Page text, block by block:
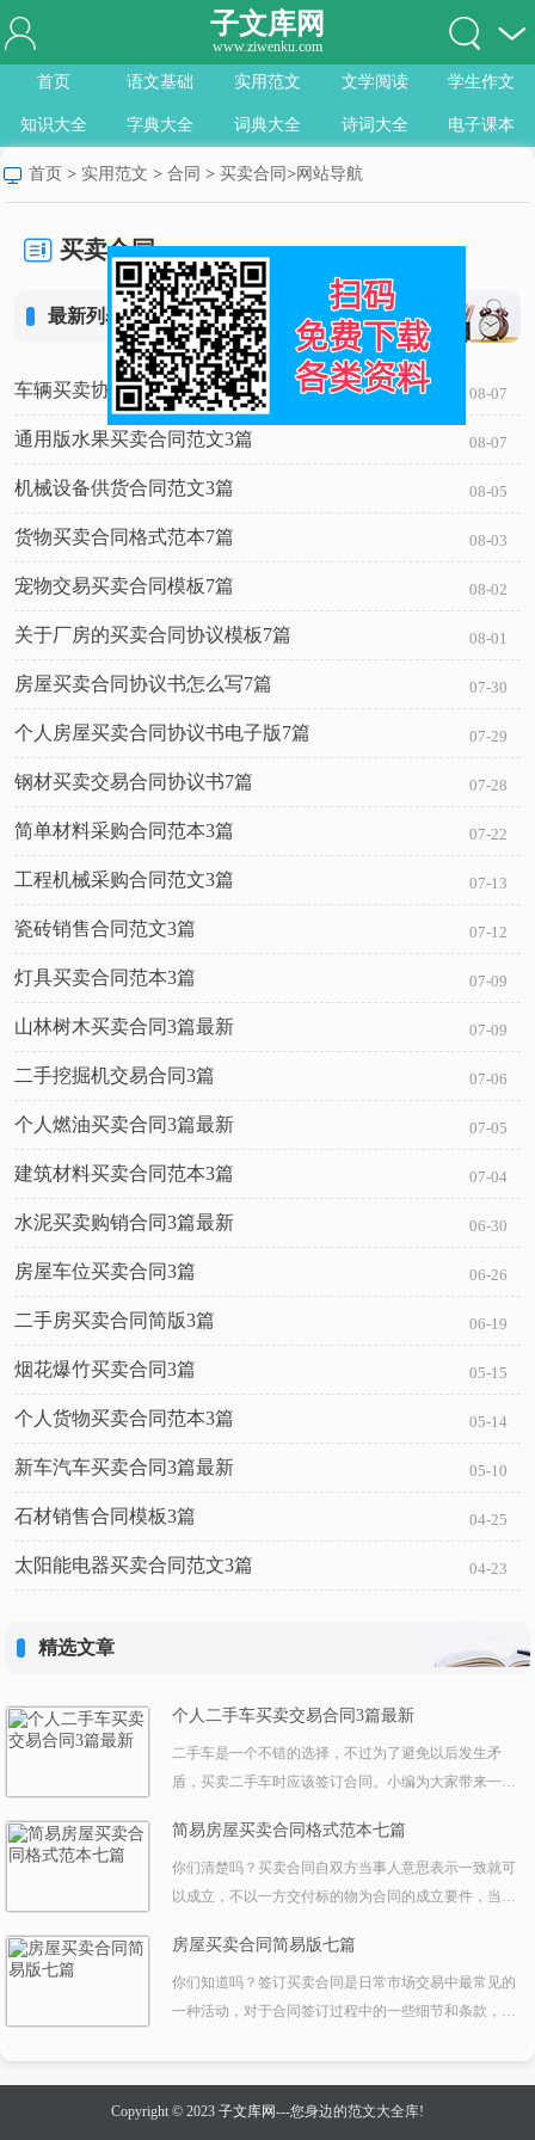
子文库网
www.ziwenku.com
首页 语文基础 实用范文 文学阅读 学生作文
知识大全 字典大全 词典大全 诗词大全 电子课本
首页 > 实用范文 >合同 >买卖合同> 网站导航
买卖合同
最新列表
车辆买卖协议合同书范本7篇 08-07
通用版水果买卖合同范文3篇 08-07
机械设备供货合同范文3篇 08-05
货物买卖合同格式范本7篇 08-03
宠物交易买卖合同模板7篇 08-02
关于厂房的买卖合同协议模板7篇 08-01
房屋买卖合同协议书怎么写7篇 07-30
个人房屋买卖合同协议书电子版7篇 07-29
钢材买卖交易合同协议书7篇 07-28
简单材料采购合同范本3篇 07-22
工程机械采购合同范文3篇 07-13
瓷砖销售合同范文3篇 07-12
灯具买卖合同范本3篇 07-09
山林树木买卖合同3篇最新 07-09
二手挖掘机交易合同3篇 07-06
个人燃油买卖合同3篇最新 07-05
建筑材料买卖合同范本3篇 07-04
水泥买卖购销合同3篇最新 06-30
房屋车位买卖合同3篇 06-26
二手房买卖合同简版3篇 06-19
烟花爆竹买卖合同3篇 05-15
个人货物买卖合同范本3篇 05-14
新车汽车买卖合同3篇最新 05-10
石材销售合同模板3篇 04-25
太阳能电器买卖合同范文3篇 04-23
精选文章
个人二手车买卖交易合同3篇最新
二手车是一个不错的选择，不过为了避免以后发生矛
盾，买卖二手车时应该签订合同。小编为大家带来一份
甲方：乙方：住址：身份证：邮编：电话：手机：保证
人：住址：身份证：邮编：电话：手机：根据《中华人
民工和国合同法》、《担保法》之规定，甲、乙主保证
乙方的需求，保证将质量合同、手续齐全的车辆售予乙
方，乙方买受。第二条 乙方所购车辆品牌、规格、数
量、总价如下表：第三条 付款方式1、首期付款金额：
简易房屋买卖合同格式范本七篇
你们清楚吗？买卖合同自双方当事人意思表示一致就可
以成立，不以一方交付标的物为合同的成立要件，当事
易房屋买卖合同格式范本七篇，衷心希望能为您提供帮
助！简
房屋买卖合同简易版七篇
你们知道吗？签订买卖合同是日常市场交易中最常见的
一种活动，对于合同签订过程中的一些细节和条款，我
Copyright © 2023 子文库网---您身边的范文大全库!